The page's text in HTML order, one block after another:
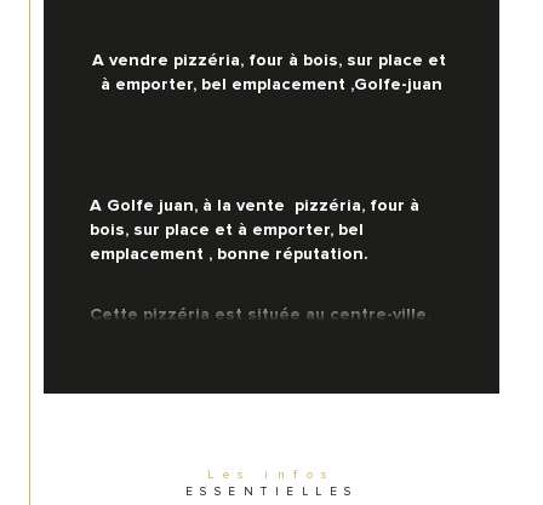
Les infos
ESSENTIELLES
A vendre pizzéria, four à bois, sur place et
à emporter, bel emplacement ,Golfe-juan
A Golfe juan, à la vente  pizzéria, four à
bois, sur place et à emporter, bel
emplacement , bonne réputation.
Cette pizzéria est située au centre-ville,
capacité de huit pizzas garantissant une
cuisson traditionnelle.